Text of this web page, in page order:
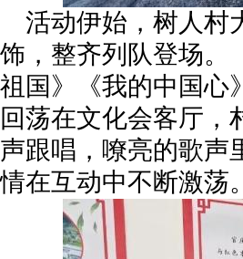
活动伊始，树人村
饰，整齐列队登场。
祖国》《我的中国心
回荡在文化会客厅，
声跟唱，嘹亮的歌声
情在互动中不断激荡。